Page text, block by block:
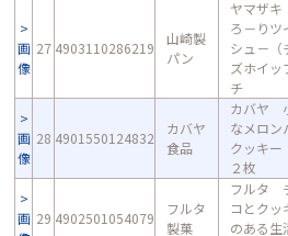
画
像
27 4903110286219
山崎製
パン
ヤマザ
ろ－りツ
シュ－（
ズホイッ
チ
画
像
28 4901550124832
カバヤ
食品
カバヤ
なメロン
クッキ
２枚
画 29 4902501054079
フルタ
製菓
フルタ
コとクッ
のある